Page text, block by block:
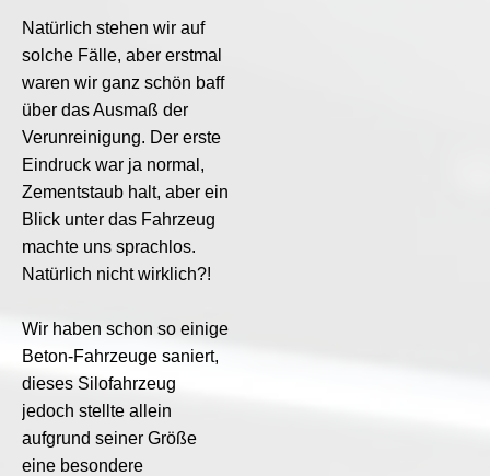
Natürlich stehen wir auf
solche Fälle, aber erstmal
waren wir ganz schön baff
über das Ausmaß der
Verunreinigung. Der erste
Eindruck war ja normal,
Zementstaub halt, aber ein
Blick unter das Fahrzeug
machte uns sprachlos.
Natürlich nicht wirklich?!
Wir haben schon so einige
Beton-Fahrzeuge saniert,
dieses Silofahrzeug
jedoch stellte allein
aufgrund seiner Größe
eine besondere